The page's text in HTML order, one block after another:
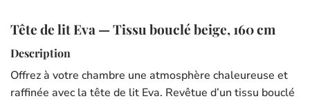
Tête de lit Eva — Tissu bouclé beige, 160 cm
Description
Offrez à votre chambre une atmosphère chaleureuse et
raffinée avec la tête de lit Eva. Revêtue d’un tissu bouclé